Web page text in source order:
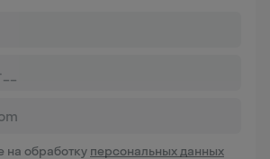
на обработку персональных данных